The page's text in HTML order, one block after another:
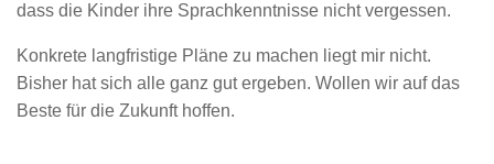
dass die Kinder ihre Sprachkenntnisse nicht vergessen.
Konkrete langfristige Pläne zu machen liegt mir nicht.
Bisher hat sich alle ganz gut ergeben. Wollen wir auf das
Beste für die Zukunft hoffen.